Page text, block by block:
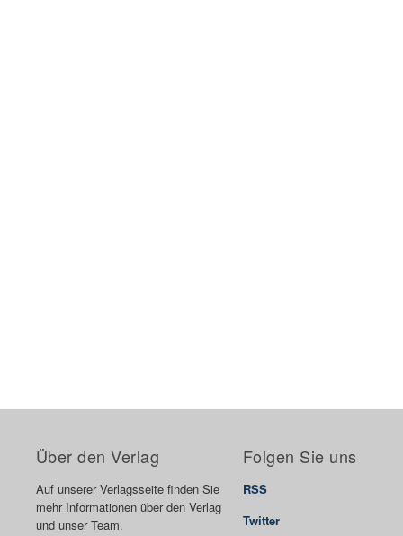
Über den Verlag
Auf unserer Verlagsseite finden Sie
mehr Informationen über den Verlag
und unser Team.
Folgen Sie uns
RSS
Twitter